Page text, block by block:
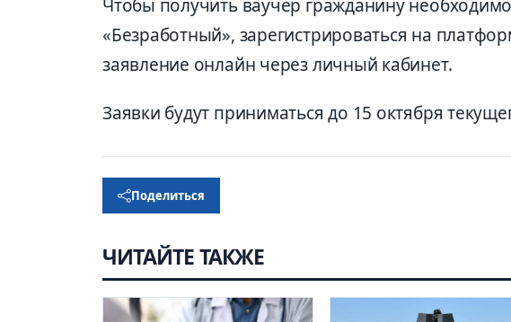
Чтобы получить ваучер гражданину
«Безработный», зарегистрироваться на
заявление онлайн через личный кабинет.
Заявки будут приниматься до 15 октября
Поделиться
ЧИТАЙТЕ ТАКЖЕ